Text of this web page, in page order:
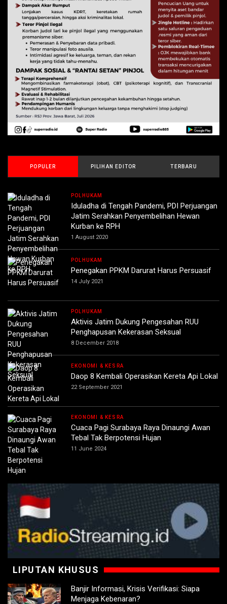
POPULER PILIHAN EDITOR TERBARU
POLHUKAM
Iduladha di Tengah Pandemi, PDI Perjuangan
Jatim Serahkan Penyembelihan Hewan
Kurban ke RPH
1 August 2020
POLHUKAM
Penegakan PPKM Darurat Harus Persuasif
14 July 2021
POLHUKAM
Aktivis Jatim Dukung Pengesahan RUU
Penghapusan Kekerasan Seksual
8 December 2018
EKONOMI & KESRA
Daop 8 Kembali Operasikan Kereta Api Lokal
22 September 2021
EKONOMI & KESRA
Cuaca Pagi Surabaya Raya Dinaungi Awan
Tebal Tak Berpotensi Hujan
11 June 2024
LIPUTAN KHUSUS
Banjir Informasi, Krisis Verifikasi: Siapa
Menjaga Kebenaran?